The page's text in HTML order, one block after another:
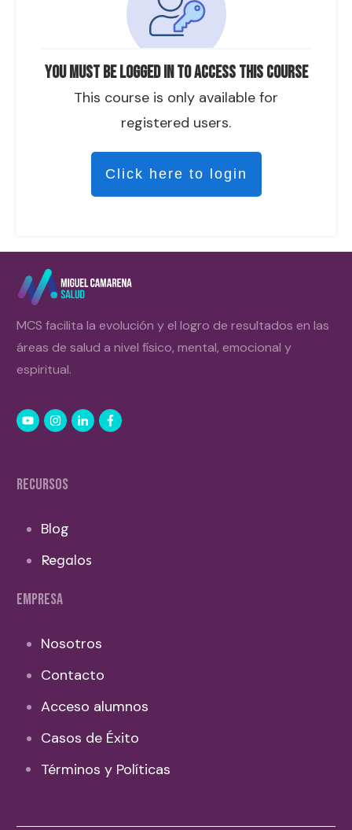
You must be logged in to access this course
This course is only available for
registered users.
Click here to login
MCS facilita la evolución y el logro de resultados en las
áreas de salud a nivel físico, mental, emocional y
espiritual.
RECURSOS
Blog
Regalos
EMPRESA
Nosotros
Contacto
Acceso alumnos
Casos de Éxito
Términos y Políticas